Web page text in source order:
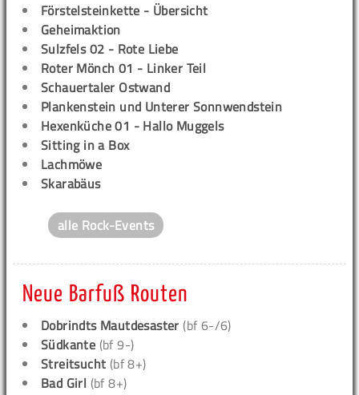
Förstelsteinkette - Übersicht
Geheimaktion
Sulzfels 02 - Rote Liebe
Roter Mönch 01 - Linker Teil
Schauertaler Ostwand
Plankenstein und Unterer Sonnwendstein
Hexenküche 01 - Hallo Muggels
Sitting in a Box
Lachmöwe
Skarabäus
alle Rock-Events
Neue Barfuß Routen
Dobrindts Mautdesaster (bf 6-/6)
Südkante (bf 9-)
Streitsucht (bf 8+)
Bad Girl (bf 8+)